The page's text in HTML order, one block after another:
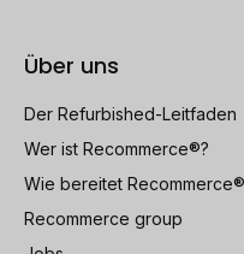
Über uns
Der Refurbished-Leitfaden
Wer ist Recommerce®?
Wie bereitet
Recommerce group